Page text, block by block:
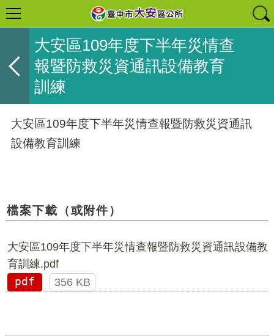
大安區109年度下半年災情查
報暨防救災資通訊設備教育
訓練
大安區109年度下半年災情查報暨防救災資通訊
設備教育訓練
檔案下載（或附件）
大安區109年度下半年災情查報暨防救災資通訊設備教
育訓練.pdf
pdf
356 KB